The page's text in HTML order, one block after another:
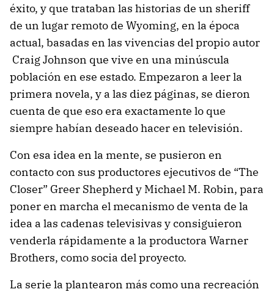
éxito, y que trataban las historias de un sheriff
de un lugar remoto de Wyoming, en la época
actual, basadas en las vivencias del propio autor
Craig Johnson que vive en una minúscula
población en ese estado. Empezaron a leer la
primera novela, y a las diez páginas, se dieron
cuenta de que eso era exactamente lo que
siempre habían deseado hacer en televisión.
Con esa idea en la mente, se pusieron en
contacto con sus productores ejecutivos de “The
Closer” Greer Shepherd y Michael M. Robin, para
poner en marcha el mecanismo de venta de la
idea a las cadenas televisivas y consiguieron
venderla rápidamente a la productora Warner
Brothers, como socia del proyecto.
La serie la plantearon más como una recreación